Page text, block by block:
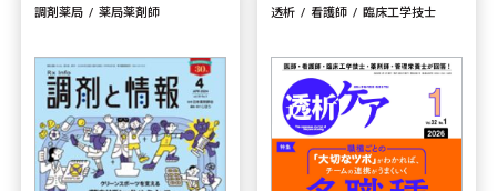
調剤薬局 薬局薬剤師 透析 看護師 臨床工学技士